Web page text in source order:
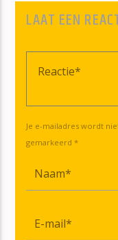
LAAT EEN
Je e-mailadres wordt
gemarkeerd *